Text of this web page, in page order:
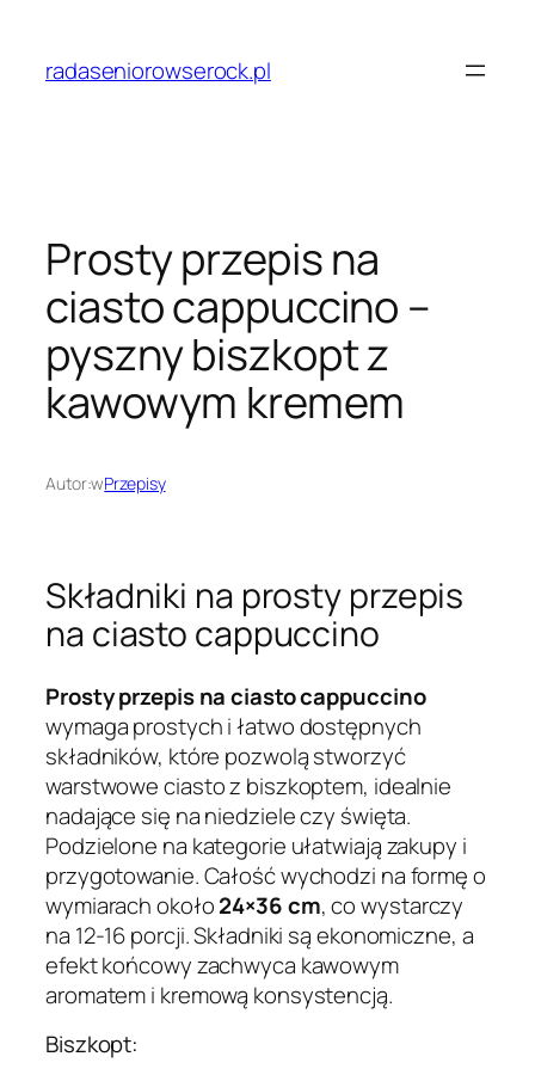
treściradaseniorowserock.pl
Prosty przepis na
ciasto cappuccino –
pyszny biszkopt z
kawowym kremem
Autor:wPrzepisy
Składniki na prosty przepis
na ciasto cappuccino
Prosty przepis na ciasto cappuccino
wymaga prostych i łatwo dostępnych
składników, które pozwolą stworzyć
warstwowe ciasto z biszkoptem, idealnie
nadające się na niedziele czy święta.
Podzielone na kategorie ułatwiają zakupy i
przygotowanie. Całość wychodzi na formę o
wymiarach około24×36 cm, co wystarczy
na 12-16 porcji. Składniki są ekonomiczne, a
efekt końcowy zachwyca kawowym
aromatem i kremową konsystencją.
Biszkopt: